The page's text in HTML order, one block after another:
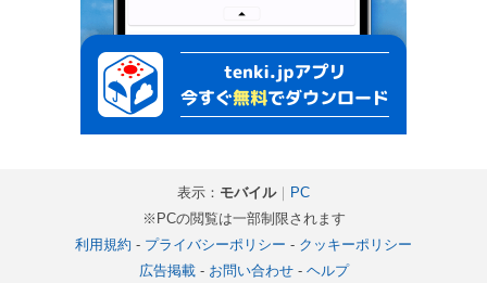
表示： モバイル｜ PC
※PCの閲覧は一部制限されます
利用規約 - プライバシーポリシー - クッキーポリシー
広告掲載- お問い合わせ- ヘルプ